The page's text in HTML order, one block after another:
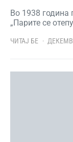
Во 1938 година
„Парите се
ЧИТАЈ БЕ